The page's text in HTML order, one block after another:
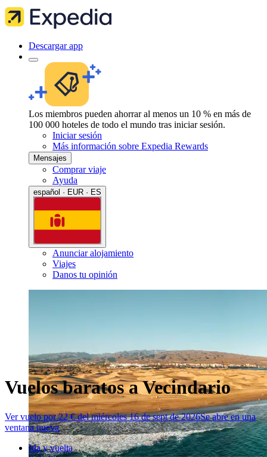
Descargar app
Los miembros pueden ahorrar al menos un 10 % en más de
100 000 hoteles de todo el mundo tras iniciar sesión.
Iniciar sesión
Más información sobre Expedia Rewards
Mensajes
Comprar viaje
Ayuda
español · EUR · ES
Anunciar alojamiento
Viajes
Danos tu opinión
Vuelos baratos a Vecindario
Ver vuelo por 22 € del miércoles 16 de sept de 2026Se abre en una
ventana nueva
Ida y vuelta